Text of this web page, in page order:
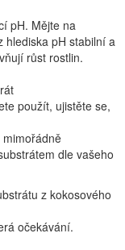
pH. Mějte na
hlediska pH stabilní a
růst rostlin.
použít, ujistěte se,
mimořádně
dle vašeho
z kokosového
očekávání.